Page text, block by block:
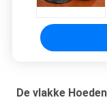
De vlakke